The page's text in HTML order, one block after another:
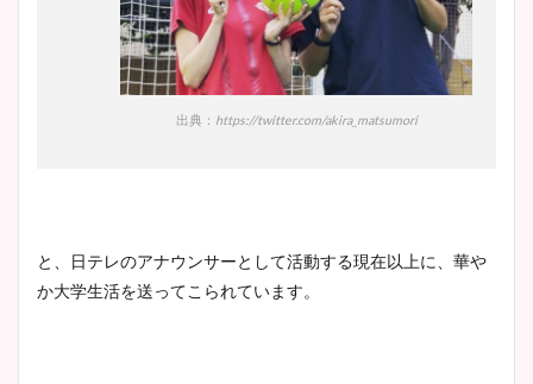
出典： https://twitter.com/akira_matsumori
と、日テレのアナウンサーとして活動する現在以上に、華や
か大学生活を送ってこられています。